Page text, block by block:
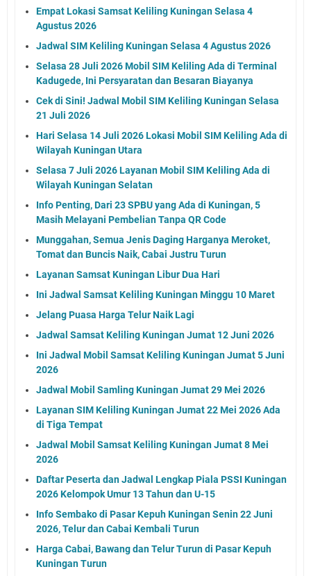
Empat Lokasi Samsat Keliling Kuningan Selasa 4
Agustus 2026
Jadwal SIM Keliling Kuningan Selasa 4 Agustus 2026
Selasa 28 Juli 2026 Mobil SIM Keliling Ada di Terminal
Kadugede, Ini Persyaratan dan Besaran Biayanya
Cek di Sini! Jadwal Mobil SIM Keliling Kuningan Selasa
21 Juli 2026
Hari Selasa 14 Juli 2026 Lokasi Mobil SIM Keliling Ada di
Wilayah Kuningan Utara
Selasa 7 Juli 2026 Layanan Mobil SIM Keliling Ada di
Wilayah Kuningan Selatan
Info Penting, Dari 23 SPBU yang Ada di Kuningan, 5
Masih Melayani Pembelian Tanpa QR Code
Munggahan, Semua Jenis Daging Harganya Meroket,
Tomat dan Buncis Naik, Cabai Justru Turun
Layanan Samsat Kuningan Libur Dua Hari
Ini Jadwal Samsat Keliling Kuningan Minggu 10 Maret
Jelang Puasa Harga Telur Naik Lagi
Jadwal Samsat Keliling Kuningan Jumat 12 Juni 2026
Ini Jadwal Mobil Samsat Keliling Kuningan Jumat 5 Juni
2026
Jadwal Mobil Samling Kuningan Jumat 29 Mei 2026
Layanan SIM Keliling Kuningan Jumat 22 Mei 2026 Ada
di Tiga Tempat
Jadwal Mobil Samsat Keliling Kuningan Jumat 8 Mei
2026
Daftar Peserta dan Jadwal Lengkap Piala PSSI Kuningan
2026 Kelompok Umur 13 Tahun dan U-15
Info Sembako di Pasar Kepuh Kuningan Senin 22 Juni
2026, Telur dan Cabai Kembali Turun
Harga Cabai, Bawang dan Telur Turun di Pasar Kepuh
Kuningan Turun